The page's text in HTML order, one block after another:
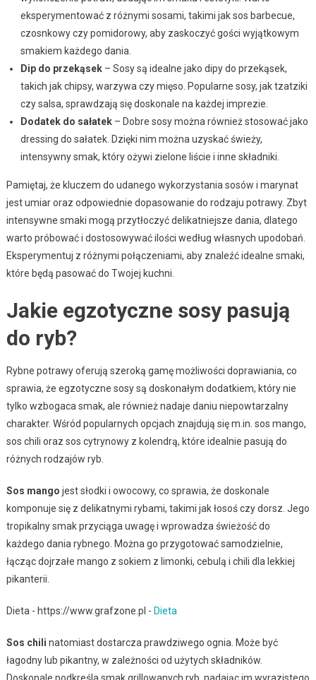
eksperymentować z różnymi sosami, takimi jak sos barbecue,
czosnkowy czy pomidorowy, aby zaskoczyć gości wyjątkowym
smakiem każdego dania.
Dip do przekąsek– Sosy są idealne jako dipy do przekąsek,
takich jak chipsy, warzywa czy mięso. Popularne sosy, jak tzatziki
czy salsa, sprawdzają się doskonale na każdej imprezie.
Dodatek do sałatek– Dobre sosy można również stosować jako
dressing do sałatek. Dzięki nim można uzyskać świeży,
intensywny smak, który ożywi zielone liście i inne składniki.
Pamiętaj, że kluczem do udanego wykorzystania sosów i marynat
jest umiar oraz odpowiednie dopasowanie do rodzaju potrawy. Zbyt
intensywne smaki mogą przytłoczyć delikatniejsze dania, dlatego
warto próbować i dostosowywać ilości według własnych upodobań.
Eksperymentuj z różnymi połączeniami, aby znaleźć idealne smaki,
które będą pasować do Twojej kuchni.
Jakie egzotyczne sosy pasują
do ryb?
Rybne potrawy oferują szeroką gamę możliwości doprawiania, co
sprawia, że egzotyczne sosy są doskonałym dodatkiem, który nie
tylko wzbogaca smak, ale również nadaje daniu niepowtarzalny
charakter. Wśród popularnych opcjach znajdują się m.in. sos mango,
sos chili oraz sos cytrynowy z kolendrą, które idealnie pasują do
różnych rodzajów ryb.
Sos mango jest słodki i owocowy, co sprawia, że doskonale
komponuje się z delikatnymi rybami, takimi jak łosoś czy dorsz. Jego
tropikalny smak przyciąga uwagę i wprowadza świeżość do
każdego dania rybnego. Można go przygotować samodzielnie,
łącząc dojrzałe mango z sokiem z limonki, cebulą i chili dla lekkiej
pikanterii.
Dieta - https://www.grafzone.pl - Dieta
Sos chili natomiast dostarcza prawdziwego ognia. Może być
łagodny lub pikantny, w zależności od użytych składników.
Doskonale podkreśla smak grillowanych ryb, nadając im wyrazistego